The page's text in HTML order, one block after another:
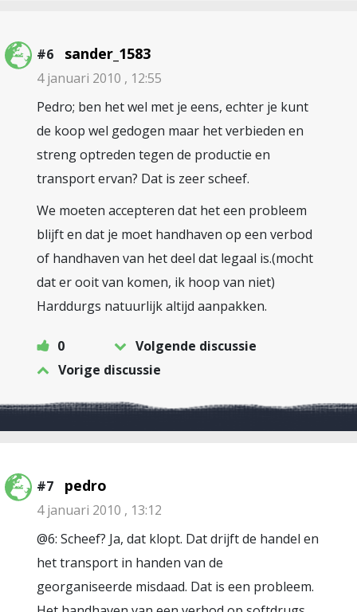
#6 sander_1583
4 januari 2010 , 12:55
Pedro; ben het wel met je eens, echter je kunt
de koop wel gedogen maar het verbieden en
streng optreden tegen de productie en
transport ervan? Dat is zeer scheef.
We moeten accepteren dat het een probleem
blijft en dat je moet handhaven op een verbod
of handhaven van het deel dat legaal is.(mocht
dat er ooit van komen, ik hoop van niet)
Harddurgs natuurlijk altijd aanpakken.
0
Volgende discussie
Vorige discussie
#7 pedro
4 januari 2010 , 13:12
@6: Scheef? Ja, dat klopt. Dat drijft de handel en
het transport in handen van de
georganiseerde misdaad. Dat is een probleem.